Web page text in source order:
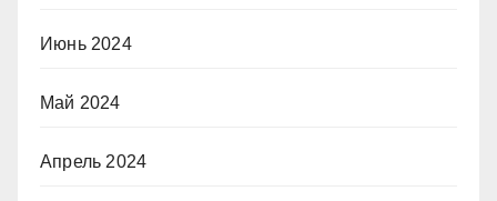
Июнь 2024
Май 2024
Апрель 2024